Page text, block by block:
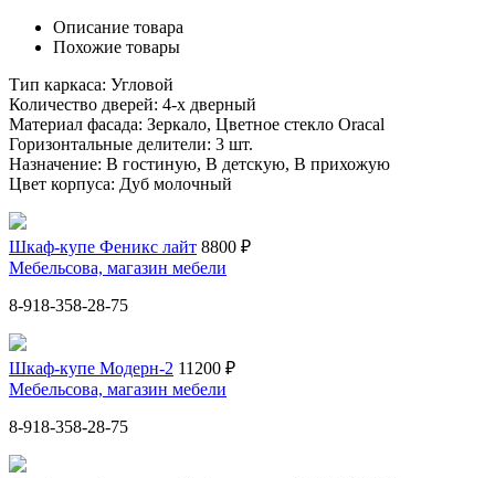
Описание товара
Похожие товары
Тип каркаса: Угловой
Количество дверей: 4-х дверный
Материал фасада: Зеркало, Цветное стекло Oracal
Горизонтальные делители: 3 шт.
Назначение: В гостиную, В детскую, В прихожую
Цвет корпуса: Дуб молочный
Шкаф-купе Феникс лайт 8800 ₽
Мебельсова, магазин мебели
8-918-358-28-75
Шкаф-купе Модерн-2 11200 ₽
Мебельсова, магазин мебели
8-918-358-28-75